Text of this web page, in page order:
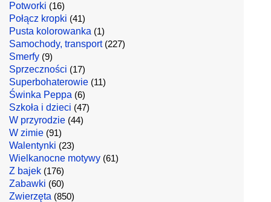
Potworki (16)
Połącz kropki (41)
Pusta kolorowanka (1)
Samochody, transport(227)
Smerfy (9)
Sprzeczności (17)
Superbohaterowie (11)
Świnka Peppa (6)
Szkoła i dzieci (47)
W przyrodzie (44)
W zimie (91)
Walentynki (23)
Wielkanocne motywy (61)
Z bajek (176)
Zabawki (60)
Zwierzęta (850)